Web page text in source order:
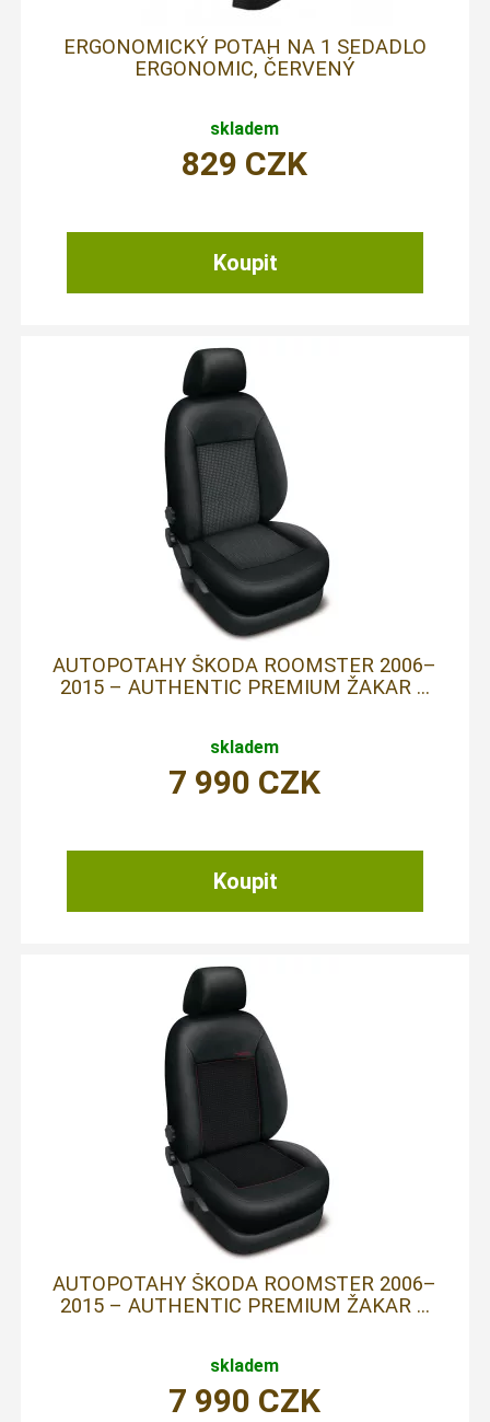
ERGONOMICKÝ POTAH NA 1 SEDADLO
ERGONOMIC, ČERVENÝ
skladem
829 CZK
AUTOPOTAHY ŠKODA ROOMSTER 2006–
2015 – AUTHENTIC PREMIUM ŽAKAR ...
skladem
7 990 CZK
AUTOPOTAHY ŠKODA ROOMSTER 2006–
2015 – AUTHENTIC PREMIUM ŽAKAR ...
skladem
7 990 CZK